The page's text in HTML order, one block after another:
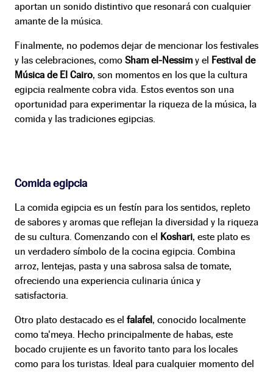
aportan un sonido distintivo que resonará con cualquier
amante de la música.
Finalmente, no podemos dejar de mencionar los festivales
y las celebraciones, como Sham el-Nessim y el Festival de
Música de El Cairo, son momentos en los que la cultura
egipcia realmente cobra vida. Estos eventos son una
oportunidad para experimentar la riqueza de la música, la
comida y las tradiciones egipcias.
Comida egipcia
La comida egipcia es un festín para los sentidos, repleto
de sabores y aromas que reflejan la diversidad y la riqueza
de su cultura. Comenzando con el Koshari, este plato es
un verdadero símbolo de la cocina egipcia. Combina
arroz, lentejas, pasta y una sabrosa salsa de tomate,
ofreciendo una experiencia culinaria única y
satisfactoria.
Otro plato destacado es el falafel, conocido localmente
como ta'meya. Hecho principalmente de habas, este
bocado crujiente es un favorito tanto para los locales
como para los turistas. Ideal para cualquier momento del